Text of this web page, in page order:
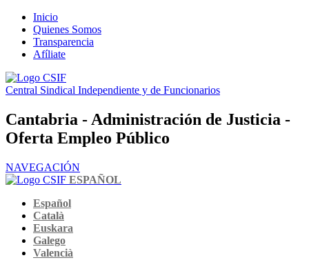
Inicio
Quienes Somos
Transparencia
Afíliate
Central Sindical Independiente y de Funcionarios
Cantabria - Administración de Justicia -
Oferta Empleo Público
NAVEGACIÓN
ESPAÑOL
Español
Català
Euskara
Galego
Valencià